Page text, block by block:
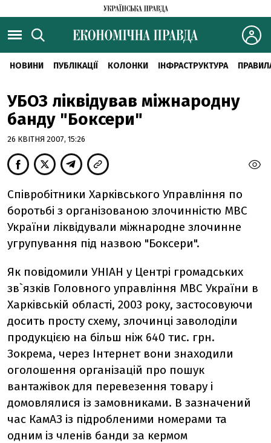
НОВИНИ ПУБЛІКАЦІЇ КОЛОНКИ ІНФРАСТРУКТУРА
УБОЗ ліквідував міжнародну
банду "Боксери"
26 КВІТНЯ 2007, 15:26
Співробітники Харківського Управління по
боротьбі з організованою злочинністю МВС
України ліквідували міжнародне злочинне
угрупування під назвою "Боксери".
Як повідомили УНІАН у Центрі громадських
зв`язків Головного управління МВС України в
Харківській області, 2003 року, застосовуючи
досить просту схему, злочинці заволоділи
продукцією на більш ніж 640 тис. грн.
Зокрема, через Інтернет вони знаходили
оголошення організацій про пошук
вантажівок для перевезення товару і
домовлялися із замовниками. В зазначений
час КамАЗ із підробленими номерами та
одним із членів банди за кермом